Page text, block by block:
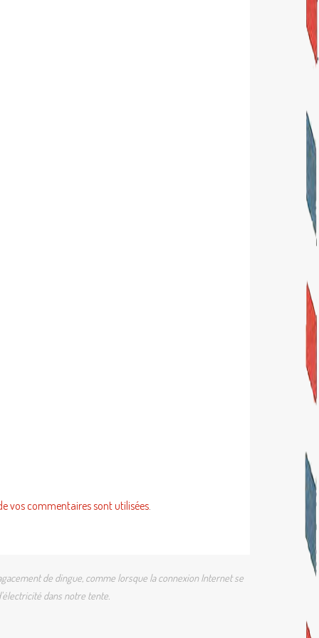
vos commentaires sont utilisées
de dingue, comme lorsque la connexion Internet se
dans notre tente.